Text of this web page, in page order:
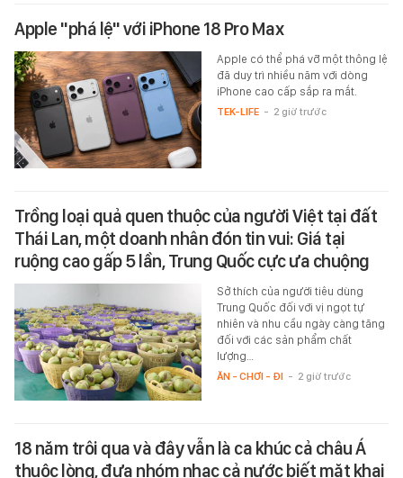
Apple "phá lệ" với iPhone 18 Pro Max
Apple có thể phá vỡ một thông lệ
đã duy trì nhiều năm với dòng
iPhone cao cấp sắp ra mắt.
TEK-LIFE - 2 giờ trước
Trồng loại quả quen thuộc của người Việt tại đất
Thái Lan, một doanh nhân đón tin vui: Giá tại
ruộng cao gấp 5 lần, Trung Quốc cực ưa chuộng
Sở thích của người tiêu dùng
Trung Quốc đối với vị ngọt tự
nhiên và nhu cầu ngày càng tăng
đối với các sản phẩm chất
lượng…
ĂN - CHƠI - ĐI - 2 giờ trước
18 năm trôi qua và đây vẫn là ca khúc cả châu Á
thuộc lòng, đưa nhóm nhạc cả nước biết mặt khai